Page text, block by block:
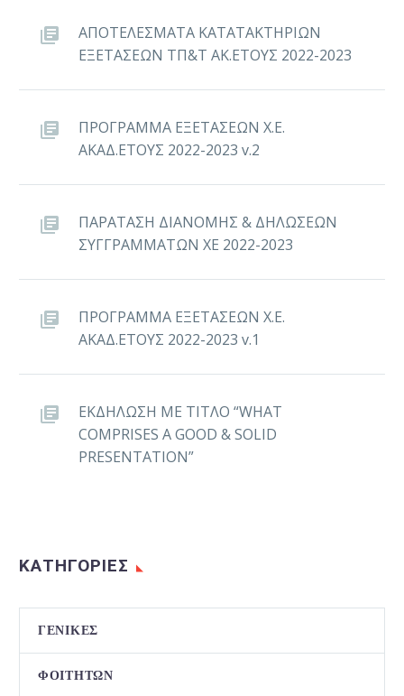
ΑΠΟΤΕΛΕΣΜΑΤΑ ΚΑΤΑΤΑΚΤΗΡΙΩΝ
ΕΞΕΤΑΣΕΩΝ ΤΠ&Τ ΑΚ.ΕΤΟΥΣ 2022-2023
ΠΡΟΓΡΑΜΜΑ ΕΞΕΤΑΣΕΩΝ Χ.Ε.
ΑΚΑΔ.ΕΤΟΥΣ 2022-2023 v.2
ΠΑΡΑΤΑΣΗ ΔΙΑΝΟΜΗΣ & ΔΗΛΩΣΕΩΝ
ΣΥΓΓΡΑΜΜΑΤΩΝ ΧΕ 2022-2023
ΠΡΟΓΡΑΜΜΑ ΕΞΕΤΑΣΕΩΝ Χ.Ε.
ΑΚΑΔ.ΕΤΟΥΣ 2022-2023 v.1
ΕΚΔΗΛΩΣΗ ΜΕ ΤΙΤΛΟ “WHAT
COMPRISES A GOOD & SOLID
PRESENTATION”
ΚΑΤΗΓΟΡΊΕΣ
ΓΕΝΙΚΈΣ
ΦΟΙΤΗΤΏΝ